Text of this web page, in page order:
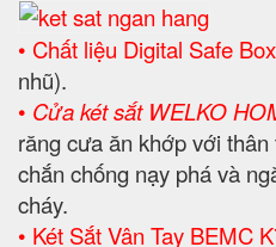
• Chất liệu Digital Safe
nhũ).
• Cửa két sắt WELKO
răng cưa ăn khớp với
chắn chống nạy phá và
cháy.
• Két Sắt Vân Tay BEMC